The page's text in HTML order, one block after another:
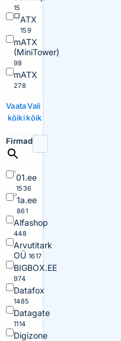
15
ATX
159
mATX
(MiniTower)
98
mATX
278
Vaata
kõiki
Vali
kõik
Firmad
01.ee
1536
1a.ee
861
Alfashop
448
Arvutitark
OÜ 1617
BIGBOX.EE
974
Datafox
1485
Datagate
1114
Digizone